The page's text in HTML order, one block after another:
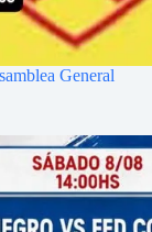
General